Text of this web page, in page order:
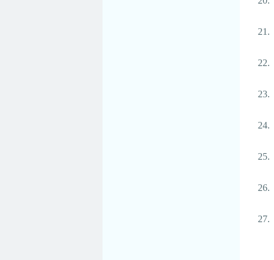
21.
22.
23.
24.
25.
26.
27.